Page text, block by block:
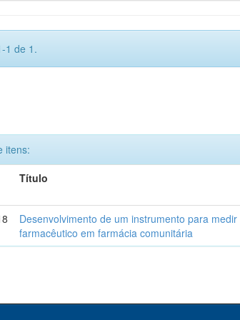
1 de 1.
itens:
Título
Desenvolvimento de um instrumento para
farmacêutico em farmácia comunitária